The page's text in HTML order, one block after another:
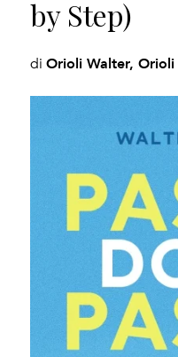
by Step)
diOrioli Walter,